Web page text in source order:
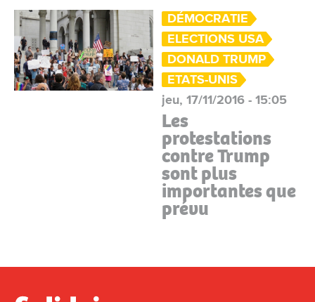
DÉMOCRATIE
ELECTIONS USA
DONALD TRUMP
ETATS-UNIS
jeu, 17/11/2016 - 15:05
Les
protestations
contre Trump
sont plus
importantes que
prévu